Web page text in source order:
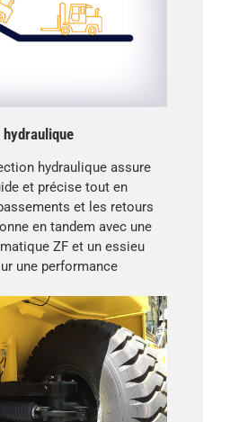
hydraulique assure
et précise tout en
et les retours
en tandem avec une
ZF et un essieu
une performance